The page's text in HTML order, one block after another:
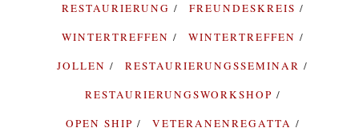
RESTAURIERUNG
FREUNDESKREIS
WINTERTREFFEN
WINTERTREFFEN
JOLLEN
RESTAURIERUNGSSEMINAR
RESTAURIERUNGSWORKSHOP
OPEN SHIP
VETERANENREGATTA